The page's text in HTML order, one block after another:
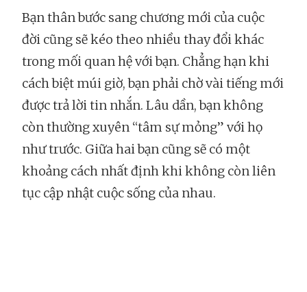
Bạn thân bước sang chương mới của cuộc
đời cũng sẽ kéo theo nhiều thay đổi khác
trong mối quan hệ với bạn. Chẳng hạn khi
cách biệt múi giờ, bạn phải chờ vài tiếng mới
được trả lời tin nhắn. Lâu dần, bạn không
còn thường xuyên “tâm sự mỏng” với họ
như trước. Giữa hai bạn cũng sẽ có một
khoảng cách nhất định khi không còn liên
tục cập nhật cuộc sống của nhau.